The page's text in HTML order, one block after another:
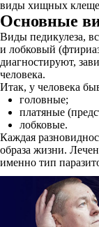
виды хищных
Основные
Виды педикулеза,
и лобковый
диагностируют,
человека.
Итак, у человека
головные;
платяные
лобковые.
Каждая
образа жизни.
именно тип